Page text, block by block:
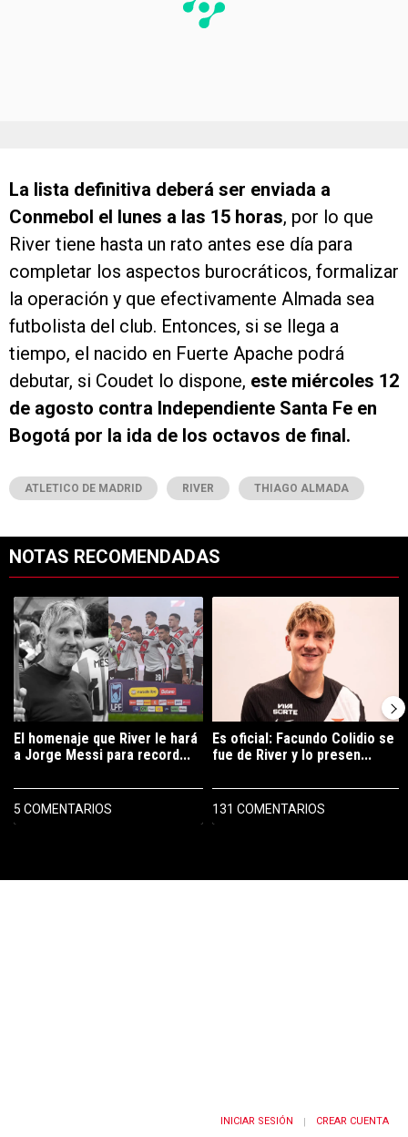
La lista definitiva deberá ser enviada a
Conmebol el lunes a las 15 horas, por lo que
River tiene hasta un rato antes ese día para
completar los aspectos burocráticos, formalizar
la operación y que efectivamente Almada sea
futbolista del club. Entonces, si se llega a
tiempo, el nacido en Fuerte Apache podrá
debutar, si Coudet lo dispone, este miércoles 12
de agosto contra Independiente Santa Fe en
Bogotá por la ida de los octavos de final.
ATLETICO DE MADRID RIVER THIAGO ALMADA
NOTAS RECOMENDADAS
Un artículo de tendencia con el título "El homenaje que River le
El homenaje que River le hará
a Jorge Messi para record...
5 COMENTARIOS
Un artículo de tendencia con el
Es oficial: Facundo Colidio se
fue de River y lo presen...
131 COMENTARIOS
INICIAR SESIÓN | CREAR CUENTA